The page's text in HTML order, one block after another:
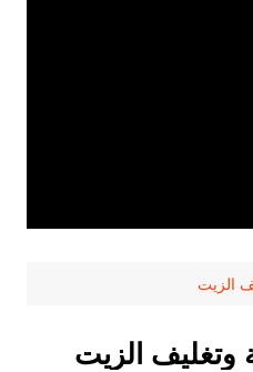
الزيت
وتغليف الزيت